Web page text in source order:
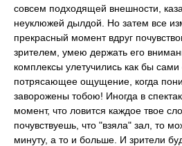
совсем подходящей внешности,
неуклюжей дылдой. Но затем все
прекрасный момент вдруг
зрителем, умею держать его
комплексы улетучились как бы
потрясающее ощущение, когда
заворожены тобою! Иногда в
момент, что ловится каждое твое
почувствуешь, что "взяла" зал, то
минуту, а то и больше. И зрители